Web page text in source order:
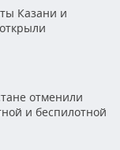
Казани и
отменили
и беспилотной